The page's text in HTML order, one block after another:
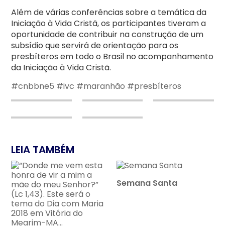
Além de várias conferências sobre a temática da
Iniciação à Vida Cristã, os participantes tiveram a
oportunidade de contribuir na construção de um
subsídio que servirá de orientação para os
presbíteros em todo o Brasil no acompanhamento
da Iniciação à Vida Cristã.
#cnbbne5 #ivc #maranhão #presbíteros
LEIA TAMBÉM
Semana Santa